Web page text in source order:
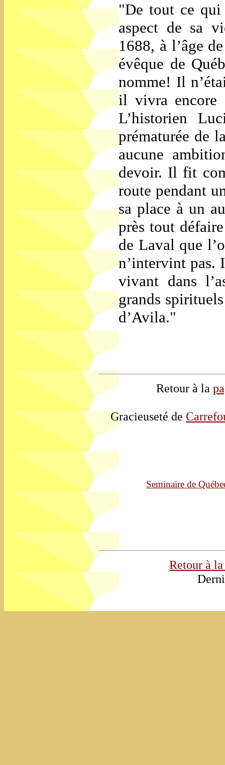
"De tout ce
aspect de sa
1688, à l’âge
évêque de
nomme! Il
il vivra encore
L’historien
prématurée de
aucune
devoir. Il fit
route pendant
sa place à un
près tout
de Laval que
n’intervint pas.
vivant dans
grands
d’Avila."
Retour à la
Gracieuseté de
Seminaire de
Retour à